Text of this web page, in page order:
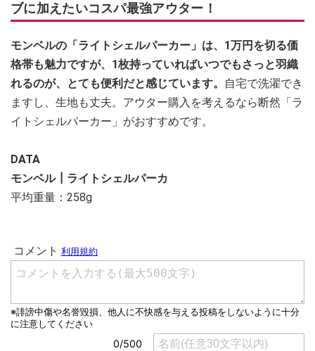
ブに加えたいコスパ最強アウター！
モンベルの「ライトシェルパーカー」は、1万円を切る価
格帯も魅力ですが、1枚持っていればいつでもさっと羽織
れるのが、とても便利だと感じています。
自宅で洗濯でき
ますし、生地も丈夫。アウター購入を考えるなら断然「ラ
イトシェルパーカー」がおすすめです。
DATA
モンベル┃ライトシェルパーカ
平均重量：258g